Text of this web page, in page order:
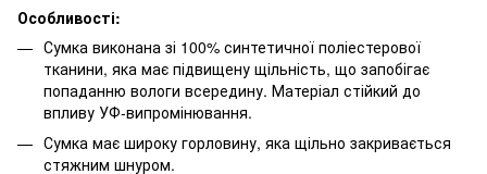
Особливості:
Сумка виконана зі 100% синтетичної поліестерової
тканини, яка має підвищену щільність, що запобігає
попаданню вологи всередину. Матеріал стійкий до
впливу УФ-випромінювання.
Сумка має широку горловину, яка щільно закривається
стяжним шнуром.